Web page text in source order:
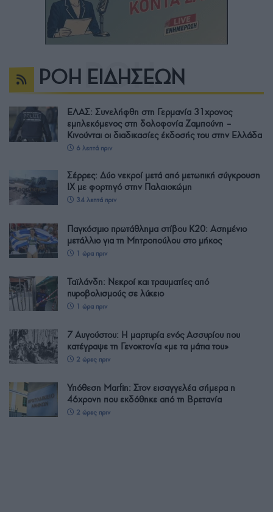
ΡΟΗ ΕΙΔΗΣΕΩΝ
ΕΛΑΣ: Συνελήφθη στη Γερμανία 31χρονος
εμπλεκόμενος στη δολοφονία Ζαμπούνη –
Κινούνται οι διαδικασίες έκδοσής του στην Ελλάδα
6 λεπτά πριν
Σέρρες: Δύο νεκροί μετά από μετωπική σύγκρουση
ΙΧ με φορτηγό στην Παλαιοκώμη
34 λεπτά πριν
Παγκόσμιο πρωτάθλημα στίβου Κ20: Ασημένιο
μετάλλιο για τη Μητροπούλου στο μήκος
1 ώρα πριν
Ταϊλάνδη: Νεκροί και τραυματίες από
πυροβολισμούς σε λύκειο
1 ώρα πριν
7 Αυγούστου: Η μαρτυρία ενός Ασσυρίου που
κατέγραψε τη Γενοκτονία «με τα μάτια του»
2 ώρες πριν
Υπόθεση Marfin: Στον εισαγγελέα σήμερα η
46χρονη που εκδόθηκε από τη Βρετανία
2 ώρες πριν